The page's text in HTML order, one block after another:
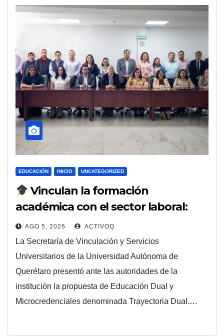
EDUCACIÓN INICIO UNCATEGORIZED
Vinculan la formación
académica con el sector laboral:
UAQ alista proyecto de educación
dual
AGO 5, 2026 ACTIVOQ
La Secretaría de Vinculación y Servicios
Universitarios de la Universidad Autónoma de
Querétaro presentó ante las autoridades de la
institución la propuesta de Educación Dual y
Microcredenciales denominada Trayectoria Dual.…